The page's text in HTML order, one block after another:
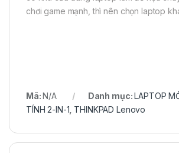
chơi game mạnh, thì nên chọn laptop
Mã:N/A Danh mục:LAPTOP
TÍNH 2-IN-1 THINKPAD Lenovo